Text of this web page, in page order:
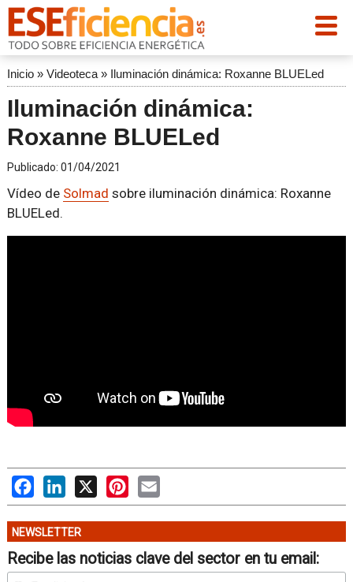
Inicio» Videoteca» Iluminación dinámica: Roxanne BLUELed
Iluminación dinámica:
Roxanne BLUELed
Publicado: 01/04/2021
Vídeo de Solmad sobre iluminación dinámica: Roxanne
BLUELed.
FacebookLinkedIn
X PinterestEmail
NEWSLETTER
Recibe las noticias clave del sector en tu email: